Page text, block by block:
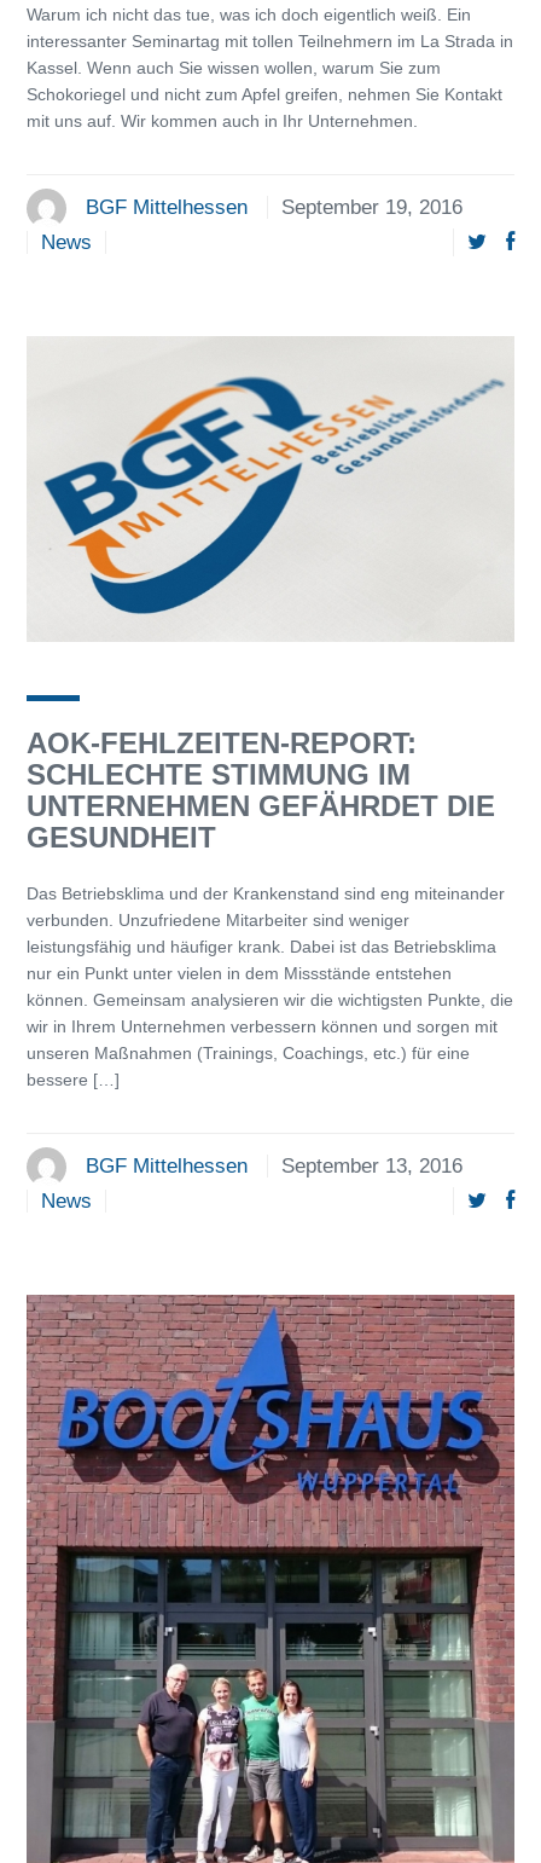
Warum ich nicht das tue, was ich doch eigentlich weiß. Ein
interessanter Seminartag mit tollen Teilnehmern im La Strada in
Kassel. Wenn auch Sie wissen wollen, warum Sie zum
Schokoriegel und nicht zum Apfel greifen, nehmen Sie Kontakt
mit uns auf. Wir kommen auch in Ihr Unternehmen.
BGF Mittelhessen
September 19, 2016
News
AOK-FEHLZEITEN-REPORT:
SCHLECHTE STIMMUNG IM
UNTERNEHMEN GEFÄHRDET DIE
GESUNDHEIT
Das Betriebsklima und der Krankenstand sind eng miteinander
verbunden. Unzufriedene Mitarbeiter sind weniger
leistungsfähig und häufiger krank. Dabei ist das Betriebsklima
nur ein Punkt unter vielen in dem Missstände entstehen
können. Gemeinsam analysieren wir die wichtigsten Punkte, die
wir in Ihrem Unternehmen verbessern können und sorgen mit
unseren Maßnahmen (Trainings, Coachings, etc.) für eine
bessere […]
BGF Mittelhessen
September 13, 2016
News